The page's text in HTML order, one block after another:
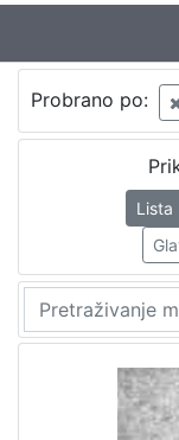
Probrano po:
Lista